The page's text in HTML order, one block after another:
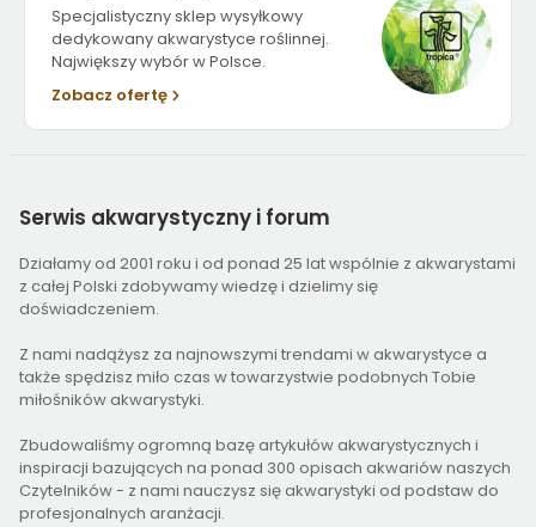
Specjalistyczny sklep wysyłkowy
dedykowany akwarystyce roślinnej.
Największy wybór w Polsce.
Zobacz ofertę
Serwis akwarystyczny i forum
Działamy od 2001 roku i od ponad 25 lat wspólnie z akwarystami
z całej Polski zdobywamy wiedzę i dzielimy się
doświadczeniem.
Z nami nadążysz za najnowszymi trendami w akwarystyce a
także spędzisz miło czas w towarzystwie podobnych Tobie
miłośników akwarystyki.
Zbudowaliśmy ogromną bazę artykułów akwarystycznych i
inspiracji bazujących na ponad 300 opisach akwariów naszych
Czytelników - z nami nauczysz się akwarystyki od podstaw do
profesjonalnych aranżacji.